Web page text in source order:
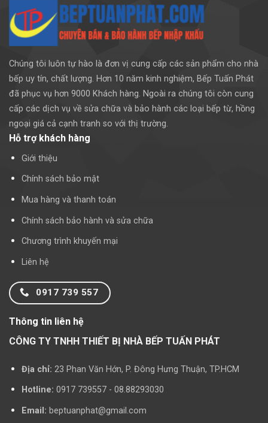
Chúng tôi luôn tự hào là đơn vị cung cấp các sản phẩm cho nhà
bếp uy tín, chất lượng. Hơn 10 năm kinh nghiệm, Bếp Tuấn Phát
đã phục vụ hơn 9000 Khách hàng. Ngoài ra chúng tôi còn cung
cấp các dịch vụ về sửa chữa và bảo hành các loại bếp từ, hồng
ngoại giá cả cạnh tranh so với thị trường.
Hỗ trợ khách hàng
Giới thiệu
Chính sách bảo mật
Mua hàng và thanh toán
Chính sách bảo hành và sửa chữa
Chương trình khuyến mại
Liên hệ
0917 739 557
Thông tin liên hệ
CÔNG TY TNHH THIẾT BỊ NHÀ BẾP TUẤN PHÁT
Địa chỉ: 23 Phan Văn Hớn, P. Đông Hưng Thuận, TP.HCM
Hotline: 0917 739557 - 08.88293030
Email: beptuanphat@gmail.com